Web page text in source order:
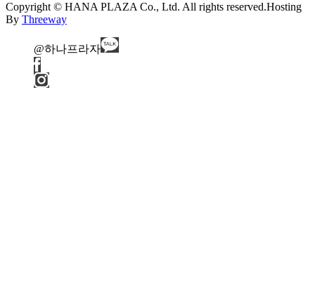
Copyright © HANA PLAZA Co., Ltd. All rights reserved.Hosting
By Threeway
@하나프라자